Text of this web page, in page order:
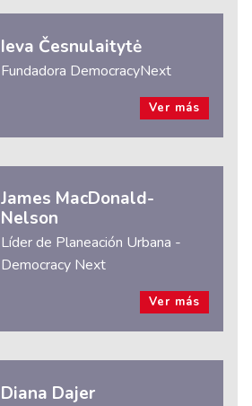
Ieva Česnulaitytė
Fundadora DemocracyNext
Ver más
James MacDonald-
Nelson
Líder de Planeación Urbana -
Democracy Next
Ver más
Diana Dajer